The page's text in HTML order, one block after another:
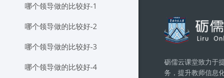
哪个领导做的比较好-1
哪个领导做的比较好-2
哪个领导做的比较好-3
哪个领导做的比较好-4
Блоки
砺儒云课堂致力于
务，提升教师信息